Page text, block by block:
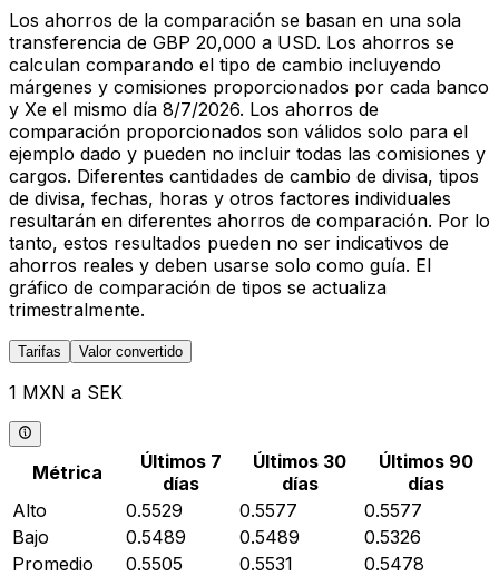
Los ahorros de la comparación se basan en una sola
transferencia de GBP 20,000 a USD. Los ahorros se
calculan comparando el tipo de cambio incluyendo
márgenes y comisiones proporcionados por cada banco
y Xe el mismo día 8/7/2026. Los ahorros de
comparación proporcionados son válidos solo para el
ejemplo dado y pueden no incluir todas las comisiones y
cargos. Diferentes cantidades de cambio de divisa, tipos
de divisa, fechas, horas y otros factores individuales
resultarán en diferentes ahorros de comparación. Por lo
tanto, estos resultados pueden no ser indicativos de
ahorros reales y deben usarse solo como guía. El
gráfico de comparación de tipos se actualiza
trimestralmente.
Tarifas Valor convertido
1 MXN a SEK
Métrica
Últimos 7
días
Últimos 30
días
Últimos 90
días
Alto
0.5529 0.5577
0.5577
Bajo
0.5489 0.5489
0.5326
Promedio
0.5505 0.5531
0.5478